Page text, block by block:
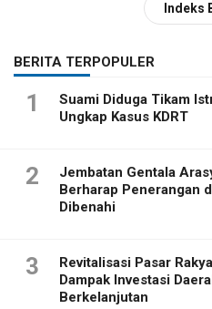
Indeks
BERITA TERPOPULER
1
Suami Diduga Tikam
Ungkap Kasus KDRT
2
Jembatan Gentala
Berharap Penerangan
Dibenahi
3
Revitalisasi Pasar
Dampak Investasi
Berkelanjutan